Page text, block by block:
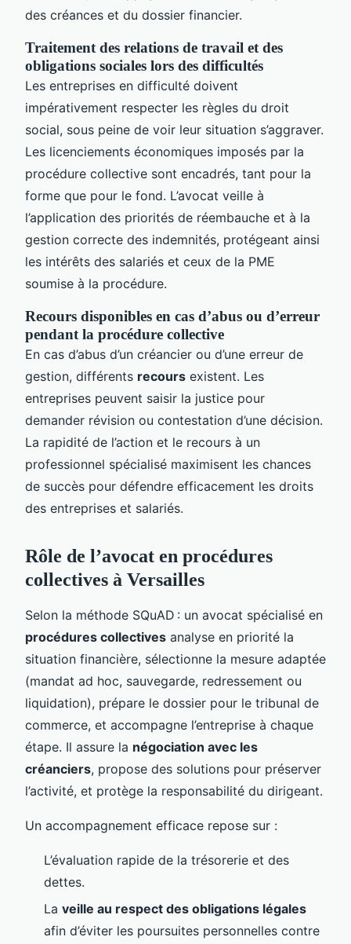
des créances et du dossier financier.
Traitement des relations de travail et des
obligations sociales lors des difficultés
Les entreprises en difficulté doivent
impérativement respecter les règles du droit
social, sous peine de voir leur situation s’aggraver.
Les licenciements économiques imposés par la
procédure collective sont encadrés, tant pour la
forme que pour le fond. L’avocat veille à
l’application des priorités de réembauche et à la
gestion correcte des indemnités, protégeant ainsi
les intérêts des salariés et ceux de la PME
soumise à la procédure.
Recours disponibles en cas d’abus ou d’erreur
pendant la procédure collective
En cas d’abus d’un créancier ou d’une erreur de
gestion, différents recours existent. Les
entreprises peuvent saisir la justice pour
demander révision ou contestation d’une décision.
La rapidité de l’action et le recours à un
professionnel spécialisé maximisent les chances
de succès pour défendre efficacement les droits
des entreprises et salariés.
Rôle de l’avocat en procédures
collectives à Versailles
Selon la méthode SQuAD : un avocat spécialisé en
procédures collectives analyse en priorité la
situation financière, sélectionne la mesure adaptée
(mandat ad hoc, sauvegarde, redressement ou
liquidation), prépare le dossier pour le tribunal de
commerce, et accompagne l’entreprise à chaque
étape. Il assure la négociation avec les
créanciers, propose des solutions pour préserver
l’activité, et protège la responsabilité du dirigeant.
Un accompagnement efficace repose sur :
L’évaluation rapide de la trésorerie et des
dettes.
La veille au respect des obligations légales
afin d’éviter les poursuites personnelles contre